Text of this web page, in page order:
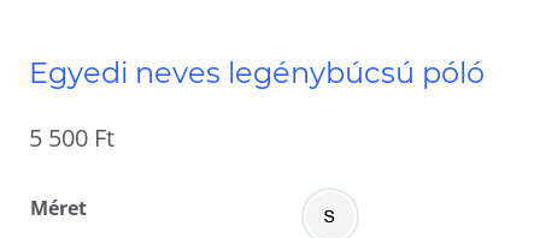
Egyedi neves legénybúcsú póló
5 500 Ft
Méret